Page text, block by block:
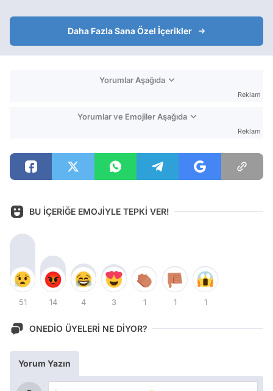
Daha Fazla Sana Özel İçerikler
Yorumlar Aşağıda
Reklam
Yorumlar ve Emojiler Aşağıda
Reklam
BU İÇERİĞE EMOJİYLE TEPKİ VER!
51 14 4 3 1 1 1
ONEDİO ÜYELERİ NE DİYOR?
Yorum Yazın